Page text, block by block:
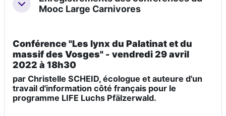
ReplierMooc Large Carnivores
Conférence "Les lynx du Palatinat et du
massif des Vosges" - vendredi 29 avril
2022 à 18h30
par Christelle SCHEID, écologue et auteure d'un
travail d'information côté français pour le
programme LIFE Luchs Pfälzerwald.